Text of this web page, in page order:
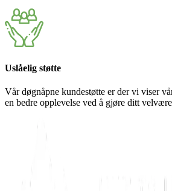
Uslåelig støtte
Vår døgnåpne kundestøtte er der vi viser
en bedre opplevelse ved å gjøre ditt